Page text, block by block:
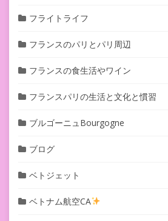
フライトライフ
フランスのパリとパリ周辺
フランスの食生活やワイン
フランスパリの生活と文化と慣習
ブルゴーニュBourgogne
ブログ
ベトジェット
ベトナム航空CA